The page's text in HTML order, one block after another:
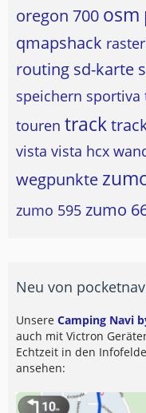
oregon 700 osm
qmapshack
routing sd-karte
speichern sportiva
touren track
vista vista hcx
wegpunkte
zumo 595 zumo
Neu von
Unsere Camping Navi
auch mit Victron
Echtzeit in den
ansehen: